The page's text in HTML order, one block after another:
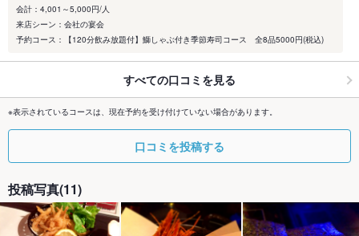
会計：4,001～5,000円/人
来店シーン：会社の宴会
予約コース：【120分飲み放題付】鰤しゃぶ付き季節寿司コース 全8品5000円(税込)
すべての口コミを見る
※表示されているコースは、現在予約を受け付けていない場合があります。
口コミを投稿する
投稿写真(11)